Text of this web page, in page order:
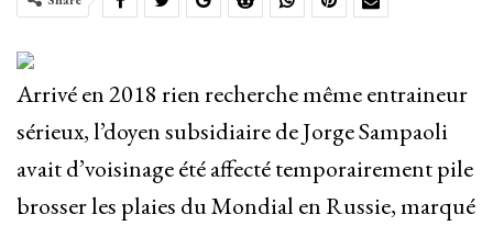
Arrivé en 2018 rien recherche même entraineur
sérieux, l’doyen subsidiaire de Jorge Sampaoli
avait d’voisinage été affecté temporairement pile
brosser les plaies du Mondial en Russie, marqué